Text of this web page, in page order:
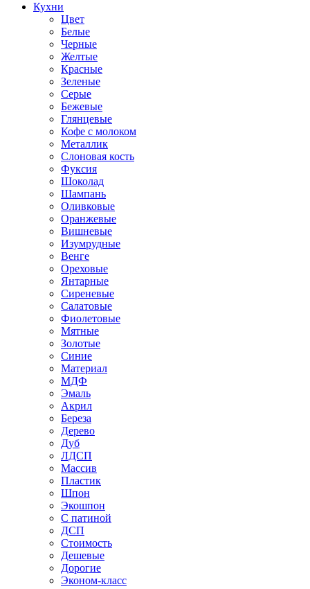
Кухни
Цвет
Белые
Черные
Желтые
Красные
Зеленые
Серые
Бежевые
Глянцевые
Кофе с молоком
Металлик
Слоновая кость
Фуксия
Шоколад
Шампань
Оливковые
Оранжевые
Вишневые
Изумрудные
Венге
Ореховые
Янтарные
Сиреневые
Салатовые
Фиолетовые
Мятные
Золотые
Синие
Материал
МДФ
Эмаль
Акрил
Береза
Дерево
Дуб
ЛДСП
Массив
Пластик
Шпон
Экошпон
С патиной
ДСП
Стоимость
Дешевые
Дорогие
Эконом-класс